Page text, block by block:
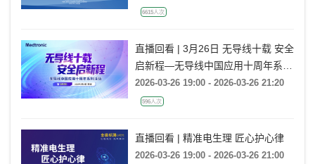
6615人次
直播回看 | 3月26日 无导线十载 安全
启新程—无导线中国应用十周年系列
活动
2026-03-26 19:00 - 2026-03-26 21:20
596人次
直播回看 | 精准电生理 匠心护心律
2026-03-26 19:00 - 2026-03-26 21:00